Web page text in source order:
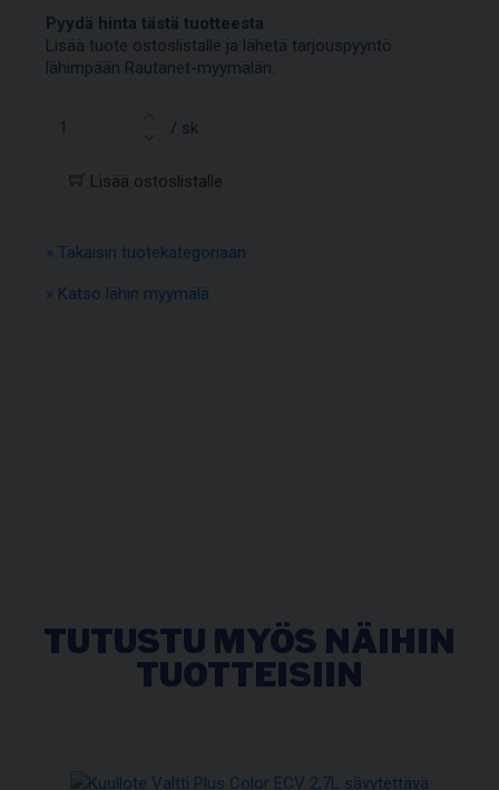
Pyydä hinta tästä tuotteesta
Lisää tuote ostoslistalle ja lähetä tarjouspyyntö
lähimpään Rautanet-myymälän.
/ sk
Lisää ostoslistalle
» Takaisin tuotekategoriaan
» Katso lähin myymälä
TUTUSTU MYÖS NÄIHIN
TUOTTEISIIN